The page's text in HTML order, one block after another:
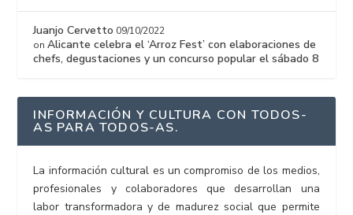
Juanjo Cervetto 09/10/2022
onAlicante celebra el ‘Arroz Fest’ con elaboraciones de
chefs, degustaciones y un concurso popular el sábado 8
INFORMACIÓN Y CULTURA CON TODOS-
AS PARA TODOS-AS.
La información cultural es un compromiso de los medios,
profesionales y colaboradores que desarrollan una
labor transformadora y de madurez social que permite